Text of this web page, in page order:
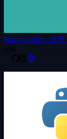
HappyCoder - 自
站長